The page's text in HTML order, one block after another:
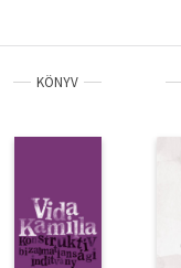
KÖNYV